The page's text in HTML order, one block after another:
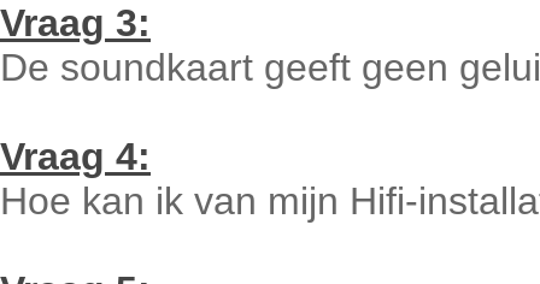
Vraag 3:
De soundkaart geeft geen
Vraag 4:
Hoe kan ik van mijn Hifi-